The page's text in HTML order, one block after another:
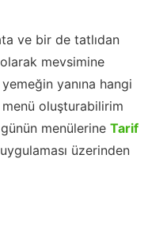
ve bir de tatlıdan
mevsimine
yanına hangi
oluşturabilirim
menülerine Tarif
uygulaması üzerinden